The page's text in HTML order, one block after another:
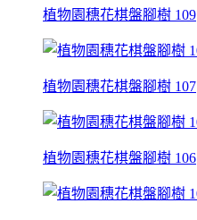
植物園穗花棋盤腳樹 109
植物園穗花棋盤腳樹 107
植物園穗花棋盤腳樹 106